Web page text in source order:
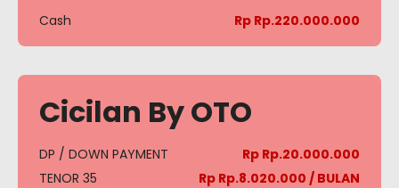
Cash Rp Rp.220.000.000
Cicilan By OTO
DP / DOWN PAYMENT
Rp Rp.20.000.000
TENOR 35
Rp Rp.8.020.000 / BULAN